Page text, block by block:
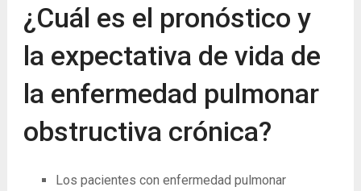
¿Cuál es el pronóstico y
la expectativa de vida de
la enfermedad pulmonar
obstructiva crónica?
Los pacientes con enfermedad pulmonar